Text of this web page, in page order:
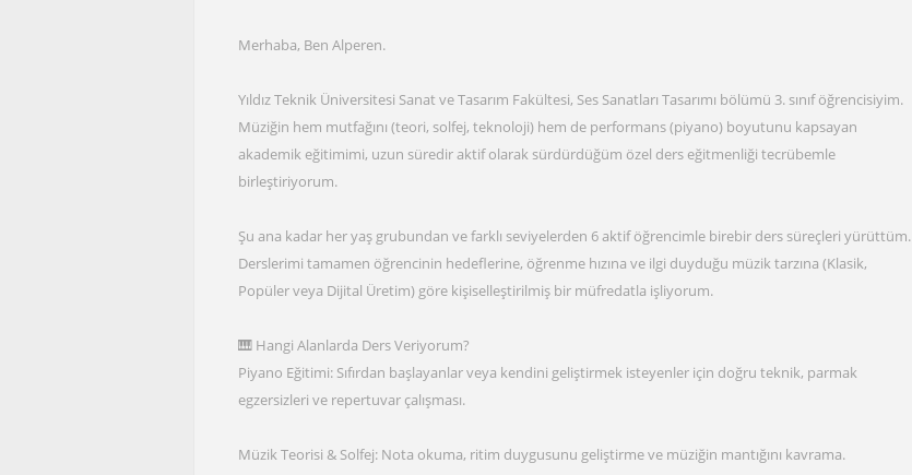
Merhaba, Ben Alperen.
Yıldız Teknik Üniversitesi Sanat ve Tasarım Fakültesi, Ses Sanatları Tasarımı bölümü 3. sınıf öğrencisiyim.
Müziğin hem mutfağını (teori, solfej, teknoloji) hem de performans (piyano) boyutunu kapsayan
akademik eğitimimi, uzun süredir aktif olarak sürdürdüğüm özel ders eğitmenliği tecrübemle
birleştiriyorum.
Şu ana kadar her yaş grubundan ve farklı seviyelerden 6 aktif öğrencimle birebir ders süreçleri yürüttüm.
Derslerimi tamamen öğrencinin hedeflerine, öğrenme hızına ve ilgi duyduğu müzik tarzına (Klasik,
Popüler veya Dijital Üretim) göre kişiselleştirilmiş bir müfredatla işliyorum.
🎹 Hangi Alanlarda Ders Veriyorum?
Piyano Eğitimi: Sıfırdan başlayanlar veya kendini geliştirmek isteyenler için doğru teknik, parmak
egzersizleri ve repertuvar çalışması.
Müzik Teorisi & Solfej: Nota okuma, ritim duygusunu geliştirme ve müziğin mantığını kavrama.